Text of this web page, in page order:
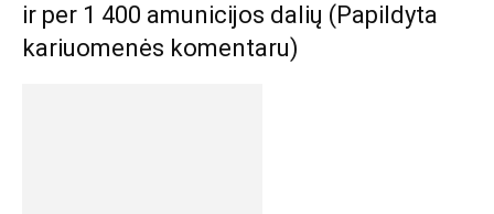
ir per 1 400 amunicijos dalių (Papildyta
kariuomenės komentaru)